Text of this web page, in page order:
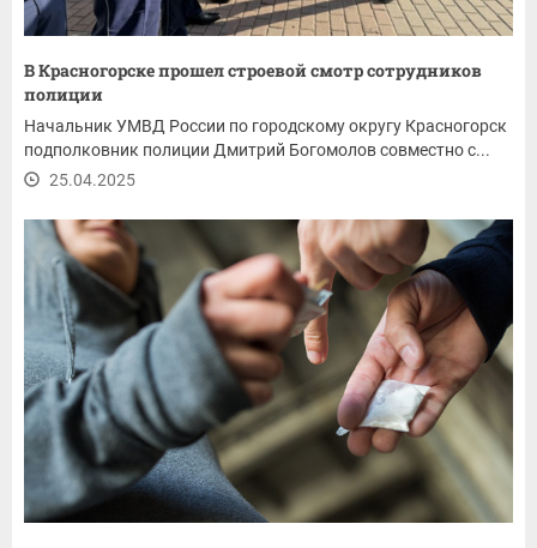
В Красногорске прошел строевой смотр сотрудников
полиции
Начальник УМВД России по городскому округу Красногорск
подполковник полиции Дмитрий Богомолов совместно с...
25.04.2025